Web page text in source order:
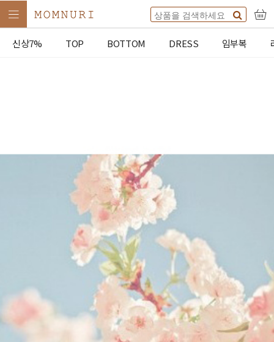
신상7% TOP BOTTOM DRESS 임부복